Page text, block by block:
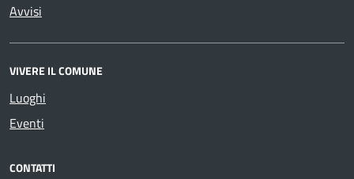
Avvisi
VIVERE IL COMUNE
Luoghi
Eventi
CONTATTI